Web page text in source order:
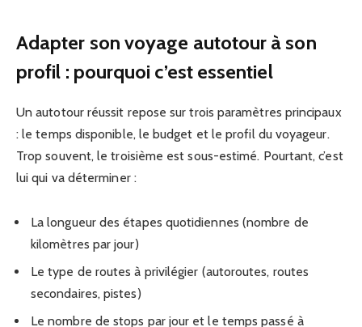
Adapter son voyage autotour à son
profil : pourquoi c’est essentiel
Un autotour réussit repose sur trois paramètres principaux
: le temps disponible, le budget et le profil du voyageur.
Trop souvent, le troisième est sous-estimé. Pourtant, c’est
lui qui va déterminer :
La longueur des étapes quotidiennes (nombre de
kilomètres par jour)
Le type de routes à privilégier (autoroutes, routes
secondaires, pistes)
Le nombre de stops par jour et le temps passé à